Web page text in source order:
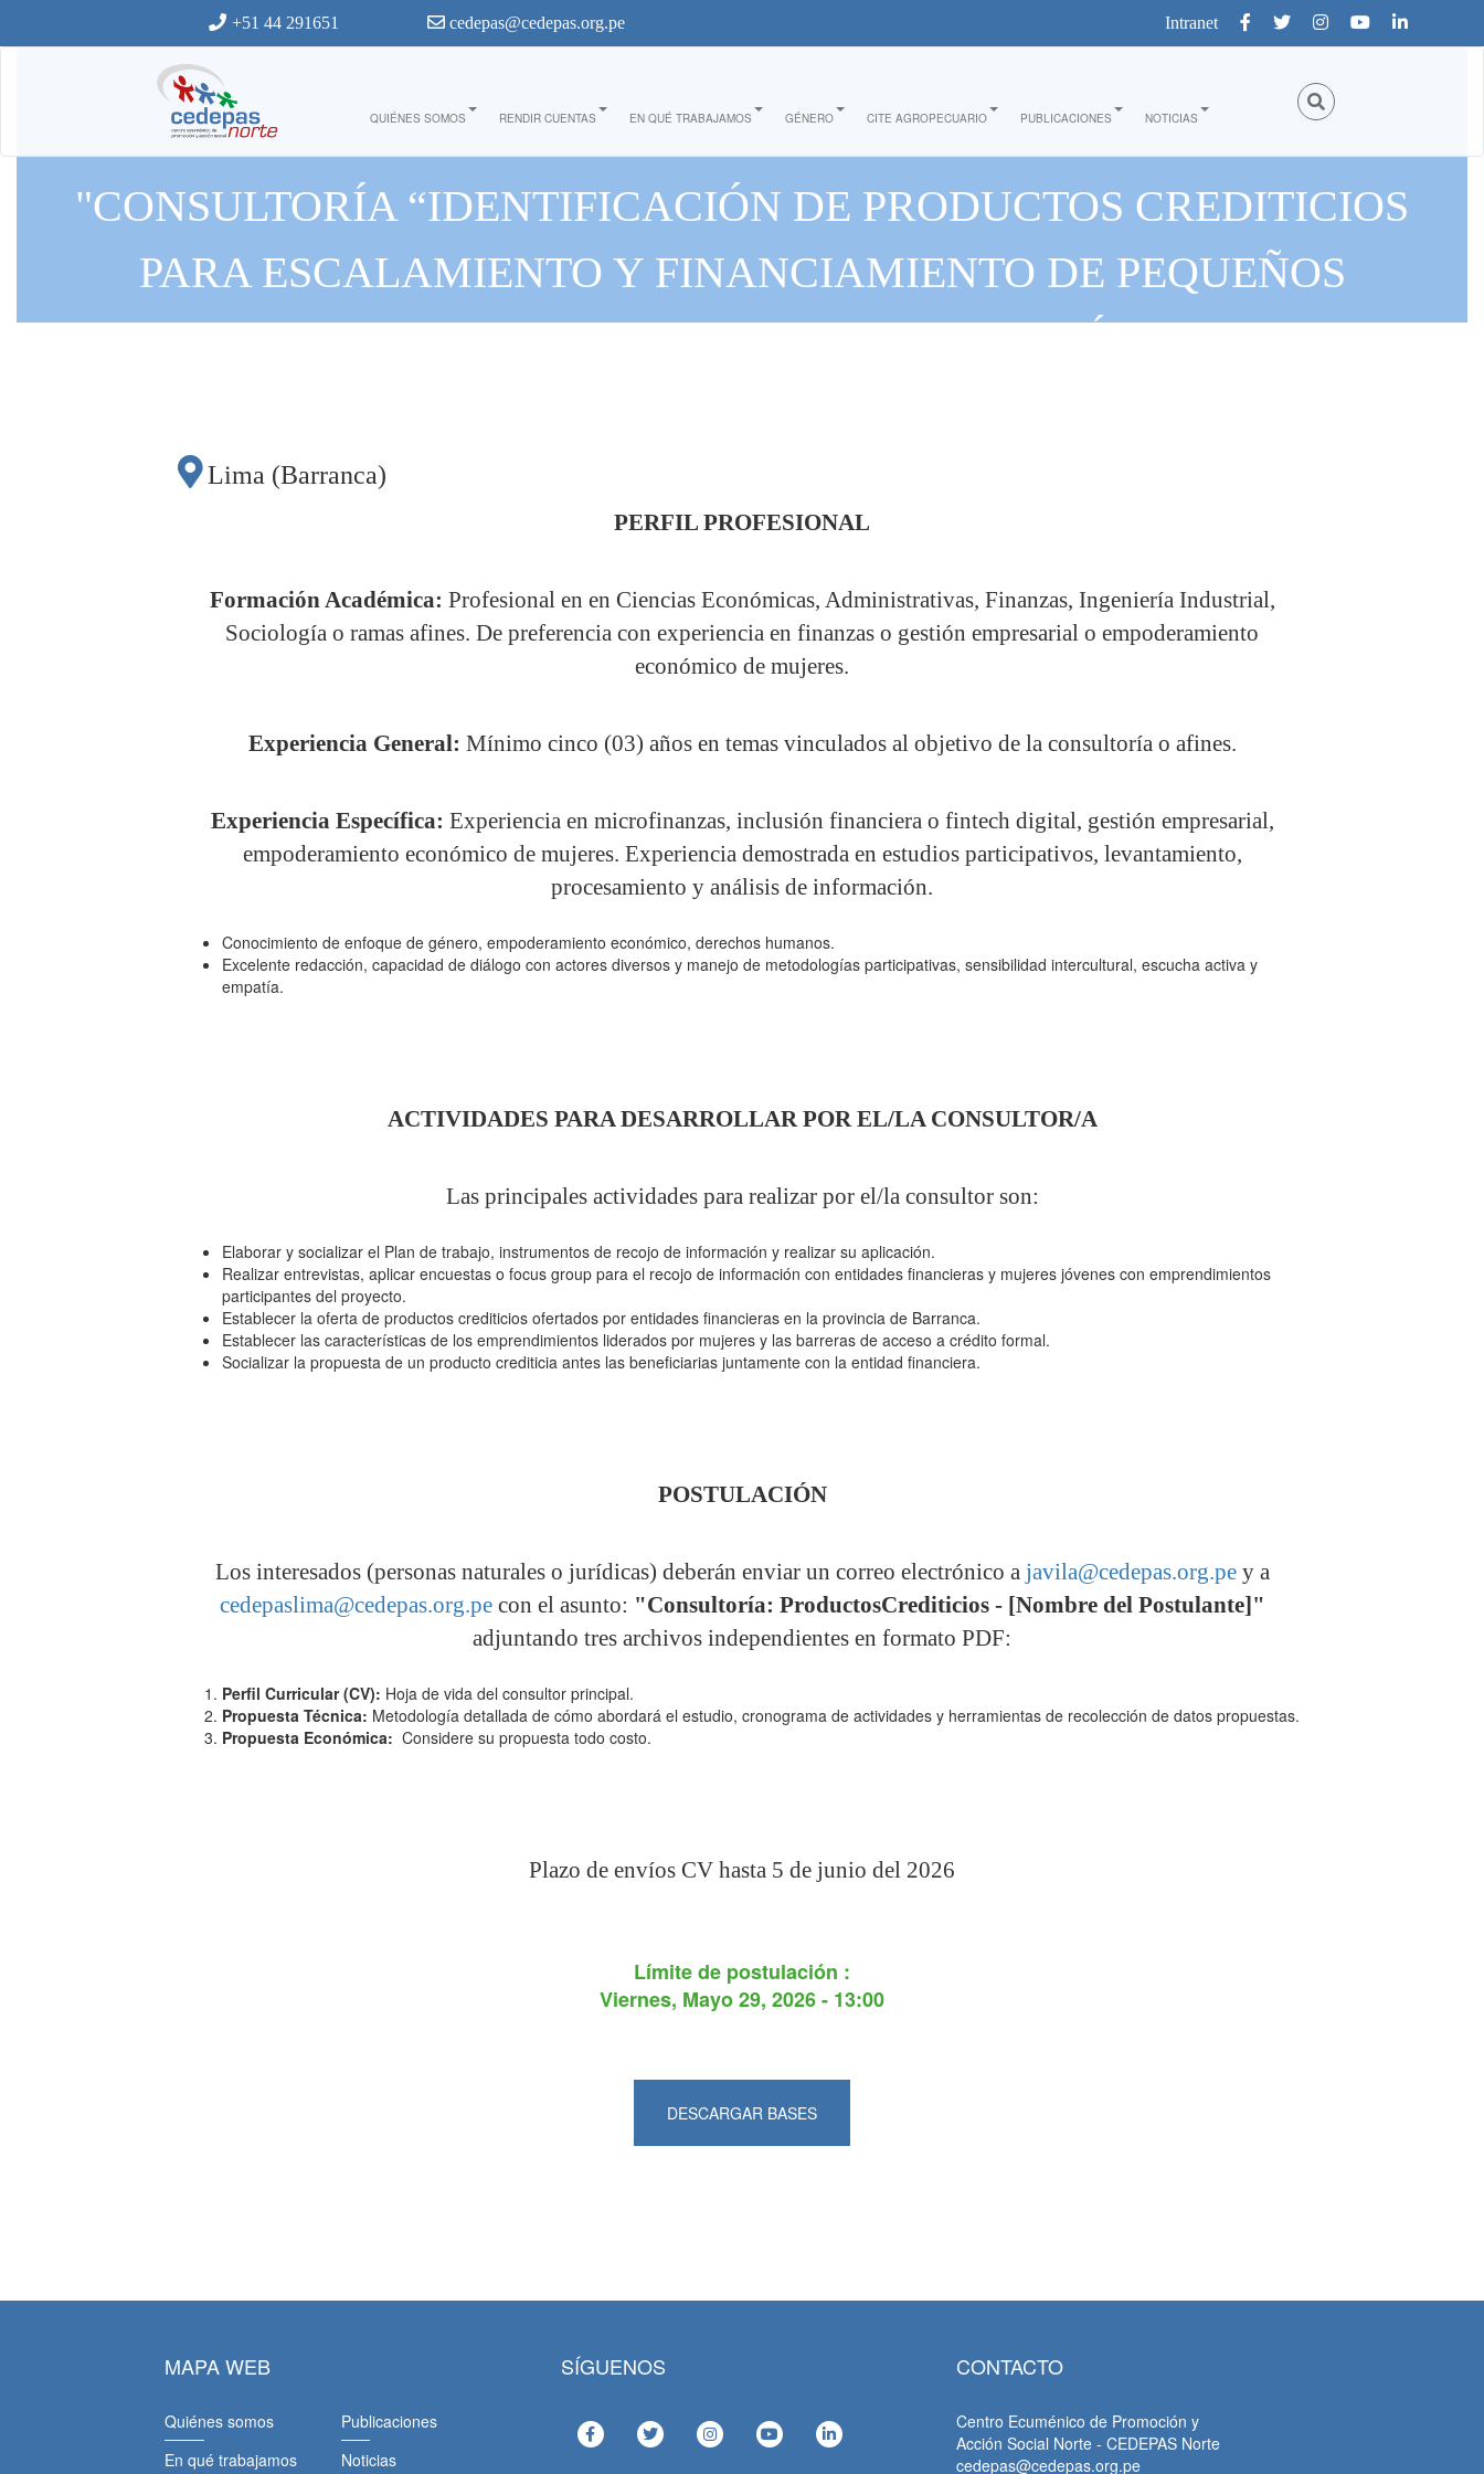
+51 44 291651 cedepas@cedepas.org.pe Intranet
QUIÉNES SOMOS RENDIR CUENTAS EN QUÉ TRABAJAMOS GÉNERO CITE AGROPECUARIO PUBLICACIONES NOTICIAS
"CONSULTORÍA “IDENTIFICACIÓN DE PRODUCTOS CREDITICIOS
PARA ESCALAMIENTO Y FINANCIAMIENTO DE PEQUEÑOS
EMPRENDIMIENTOS DIRIGIDOS POR MUJERES JÓVENES EN LA
Lima (Barranca)
PERFIL PROFESIONAL
Formación Académica: Profesional en en Ciencias Económicas, Administrativas, Finanzas, Ingeniería Industrial,
Sociología o ramas afines. De preferencia con experiencia en finanzas o gestión empresarial o empoderamiento
económico de mujeres.
Experiencia General: Mínimo cinco (03) años en temas vinculados al objetivo de la consultoría o afines.
Experiencia Específica: Experiencia en microfinanzas, inclusión financiera o fintech digital, gestión empresarial,
empoderamiento económico de mujeres. Experiencia demostrada en estudios participativos, levantamiento,
procesamiento y análisis de información.
Conocimiento de enfoque de género, empoderamiento económico, derechos humanos.
Excelente redacción, capacidad de diálogo con actores diversos y manejo de metodologías participativas, sensibilidad intercultural, escucha activa y
empatía.
ACTIVIDADES PARA DESARROLLAR POR EL/LA CONSULTOR/A
Las principales actividades para realizar por el/la consultor son:
Elaborar y socializar el Plan de trabajo, instrumentos de recojo de información y realizar su aplicación.
Realizar entrevistas, aplicar encuestas o focus group para el recojo de información con entidades financieras y mujeres jóvenes con emprendimientos
participantes del proyecto.
Establecer la oferta de productos crediticios ofertados por entidades financieras en la provincia de Barranca.
Establecer las características de los emprendimientos liderados por mujeres y las barreras de acceso a crédito formal.
Socializar la propuesta de un producto crediticia antes las beneficiarias juntamente con la entidad financiera.
POSTULACIÓN
Los interesados (personas naturales o jurídicas) deberán enviar un correo electrónico a javila@cedepas.org.pey a
cedepaslima@cedepas.org.pecon el asunto: "Consultoría: ProductosCrediticios - [Nombre del Postulante]"
adjuntando tres archivos independientes en formato PDF:
Perfil Curricular (CV): Hoja de vida del consultor principal.
Propuesta Técnica: Metodología detallada de cómo abordará el estudio, cronograma de actividades y herramientas de recolección de datos propuestas.
Propuesta Económica: Considere su propuesta todo costo.
Plazo de envíos CV hasta 5 de junio del 2026
Límite de postulación :
Viernes, Mayo 29, 2026 - 13:00
DESCARGAR BASES
MAPA WEB
Quiénes somos
En qué trabajamos
Publicaciones
Noticias
SÍGUENOS CONTACTO
Centro Ecuménico de Promoción y
Acción Social Norte - CEDEPAS Norte
cedepas@cedepas.org.pe